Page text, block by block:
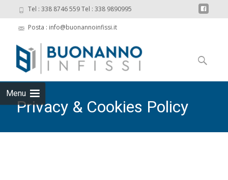
Tel : 338 8746 559 Tel : 338 9890995
Posta : info@buonannoinfissi.it
Menu
to
content
Ricerca
Privacy & Cookies Policy